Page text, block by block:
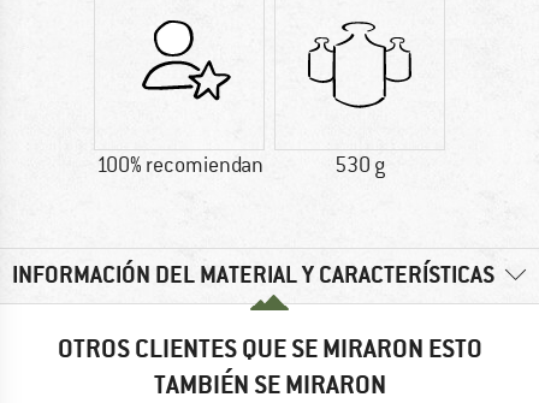
100% recomiendan 530 g
INFORMACIÓN DEL MATERIAL Y CARACTERÍSTICAS
OTROS CLIENTES QUE SE MIRARON ESTO
TAMBIÉN SE MIRARON